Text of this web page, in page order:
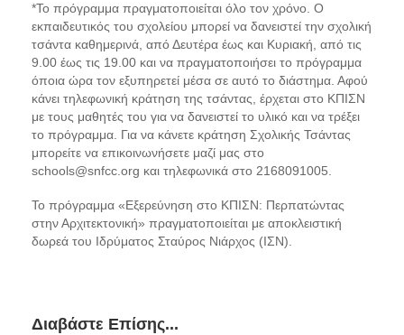
*Το πρόγραμμα πραγματοποιείται όλο τον χρόνο. Ο
εκπαιδευτικός του σχολείου μπορεί να δανειστεί την σχολική
τσάντα καθημερινά, από Δευτέρα έως και Κυριακή, από τις
9.00 έως τις 19.00 και να πραγματοποιήσει το πρόγραμμα
όποια ώρα τον εξυπηρετεί μέσα σε αυτό το διάστημα. Αφού
κάνει τηλεφωνική κράτηση της τσάντας, έρχεται στο ΚΠΙΣΝ
με τους μαθητές του για να δανειστεί το υλικό και να τρέξει
το πρόγραμμα. Για να κάνετε κράτηση Σχολικής Τσάντας
μπορείτε να επικοινωνήσετε μαζί μας στο
schools@snfcc.org και τηλεφωνικά στο 2168091005.
Το πρόγραμμα «Εξερεύνηση στο ΚΠΙΣΝ: Περπατώντας
στην Αρχιτεκτονική» πραγματοποιείται με αποκλειστική
δωρεά του Ιδρύματος Σταύρος Νιάρχος (ΙΣΝ).
Διαβάστε Επίσης...